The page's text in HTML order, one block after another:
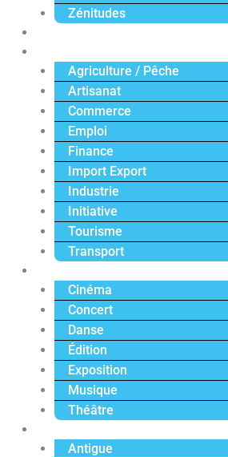
Zénitudes
Agriculture / Pêche
Artisanat
Commerce
Emploi
Finance
Import Export
Industrie
Initiative
Tourisme
Transport
Cinéma
Concert
Danse
Édition
Exposition
Musique
Théâtre
Antigue